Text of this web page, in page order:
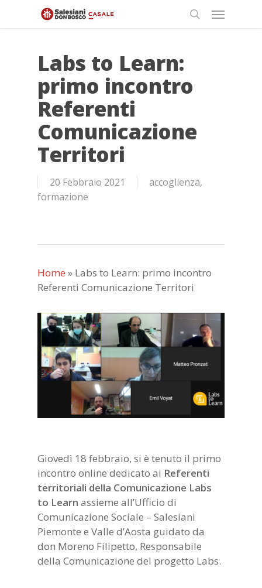
Menu
Labs to Learn:
primo incontro
Referenti
Comunicazione
Territori
20 Febbraio 2021 accoglienza,
formazione
Home » Labs to Learn: primo incontro
Referenti Comunicazione Territori
Giovedì 18 febbraio, si è tenuto il primo
incontro online dedicato ai Referenti
territoriali della Comunicazione Labs
to Learn assieme all’Ufficio di
Comunicazione Sociale – Salesiani
Piemonte e Valle d’Aosta guidato da
don Moreno Filipetto, Responsabile
della Comunicazione del progetto Labs.